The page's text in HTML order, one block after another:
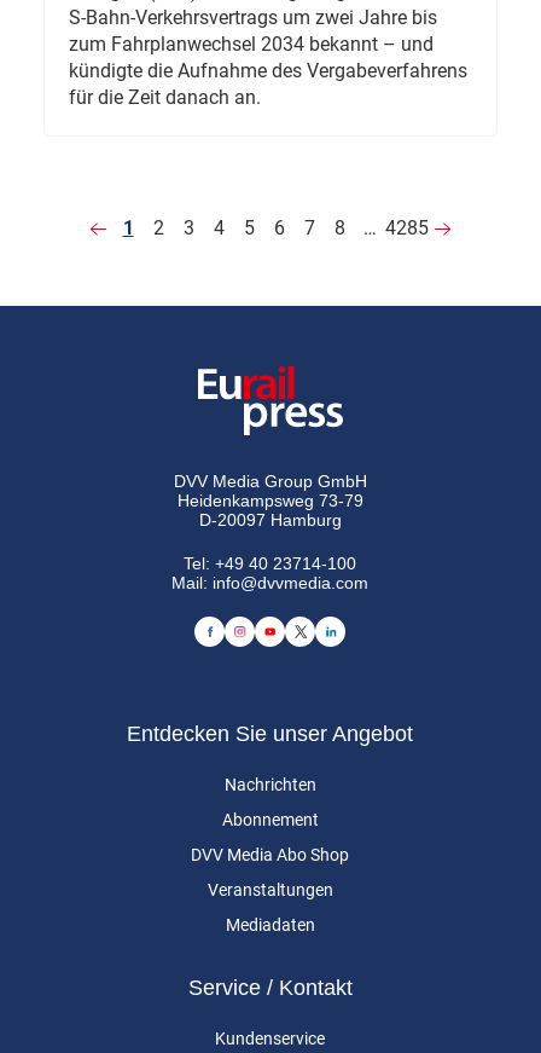
S-Bahn-Verkehrsvertrags um zwei Jahre bis
zum Fahrplanwechsel 2034 bekannt – und
kündigte die Aufnahme des Vergabeverfahrens
für die Zeit danach an.
1 2 3 4 5 6 7 8 … 4285
DVV Media Group GmbH
Heidenkampsweg 73-79
D-20097 Hamburg
Tel:+49 40 23714-100
Mail: info@dvvmedia.com
Entdecken Sie unser Angebot
Nachrichten
Abonnement
DVV Media Abo Shop
Veranstaltungen
Mediadaten
Service / Kontakt
Kundenservice